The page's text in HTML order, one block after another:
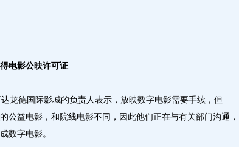
电影公映许可证
德国际影城的负责人表示，放映数字电影需要手续，但
公益电影，和院线电影不同，因此他们正在与有关部门沟通，
数字电影。